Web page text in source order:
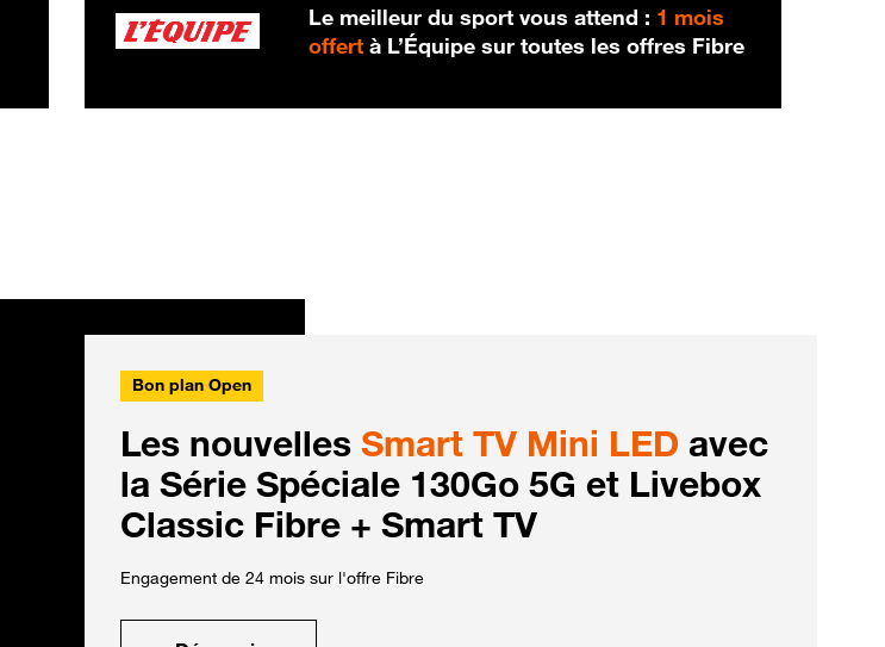
Le meilleur du sport vous attend : 1 mois
offert à L’Équipe sur toutes les offres Fibre
Bon plan Open
Les nouvelles Smart TV Mini LED avec
la Série Spéciale 130Go 5G et Livebox
Classic Fibre + Smart TV
Engagement de 24 mois sur l'offre Fibre